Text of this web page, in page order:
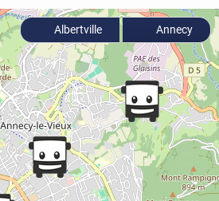
Albertville Annecy